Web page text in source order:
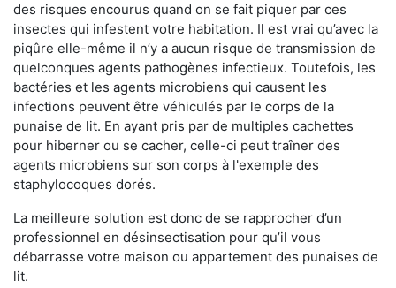
des risques encourus quand on se fait piquer par ces
insectes qui infestent votre habitation. Il est vrai qu’avec la
piqûre elle-même il n’y a aucun risque de transmission de
quelconques agents pathogènes infectieux. Toutefois, les
bactéries et les agents microbiens qui causent les
infections peuvent être véhiculés par le corps de la
punaise de lit. En ayant pris par de multiples cachettes
pour hiberner ou se cacher, celle-ci peut traîner des
agents microbiens sur son corps à l'exemple des
staphylocoques dorés.
La meilleure solution est donc de se rapprocher d’un
professionnel en désinsectisation pour qu’il vous
débarrasse votre maison ou appartement des punaises de
lit.